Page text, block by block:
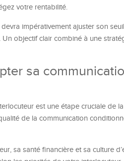
votre rentabilité.
impérativement ajuster son
objectif clair combiné à une
sa
est une étape cruciale de
de la communication
sa santé financière et sa culture